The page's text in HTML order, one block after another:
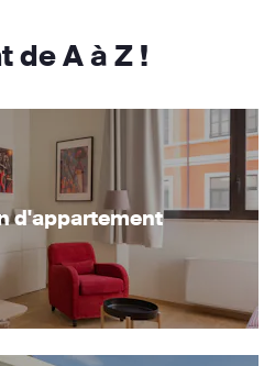
de A à Z !
d'appartement